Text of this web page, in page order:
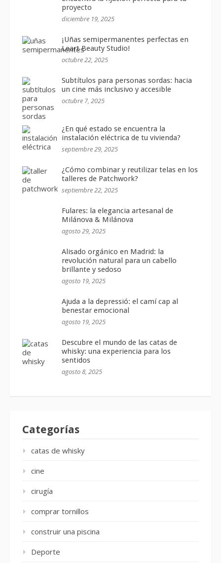
proyecto
diciembre 19, 2025
¡Uñas semipermanentes perfectas en
Leart Beauty Studio!
octubre 22, 2025
Subtítulos para personas sordas: hacia
un cine más inclusivo y accesible
octubre 7, 2025
¿En qué estado se encuentra la
instalación eléctrica de tu vivienda?
septiembre 29, 2025
¿Cómo combinar y reutilizar telas en los
talleres de Patchwork?
septiembre 22, 2025
Fulares: la elegancia artesanal de
Milánova & Milánova
agosto 29, 2025
Alisado orgánico en Madrid: la
revolución natural para un cabello
brillante y sedoso
agosto 19, 2025
Ajuda a la depressió: el camí cap al
benestar emocional
agosto 19, 2025
Descubre el mundo de las catas de
whisky: una experiencia para los
sentidos
agosto 8, 2025
Categorías
catas de whisky
cine
cirugía
comprar tornillos
construir una piscina
Deporte